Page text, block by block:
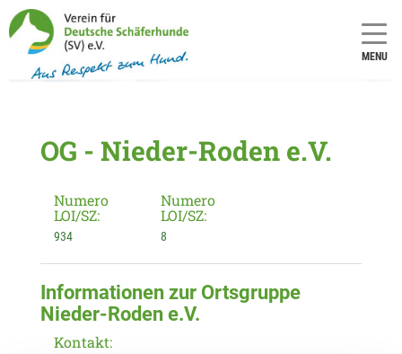
MENU
OG - Nieder-Roden e.V.
Numero
LOI/SZ:
934
Numero
LOI/SZ:
8
Informationen zur Ortsgruppe
Nieder-Roden e.V.
Kontakt: